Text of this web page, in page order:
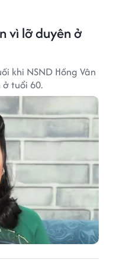
vì lỡ duyên ở
khi NSND Hồng Vân
tuổi 60.